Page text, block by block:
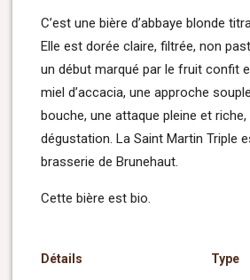
C’est une bière d’abbaye blonde
Elle est dorée claire, filtrée, non
un début marqué par le fruit confit
miel d’accacia, une approche
bouche, une attaque pleine et
dégustation. La Saint Martin Triple
brasserie de Brunehaut.
Cette bière est bio.
Détails Type